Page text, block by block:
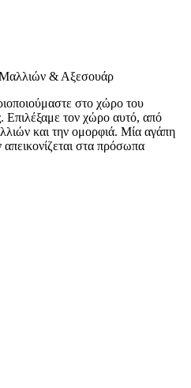
στο χώρο του
Επιλέξαμε τον χώρο αυτό, από
και την ομορφιά. Μία αγάπη
στα πρόσωπα